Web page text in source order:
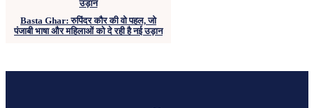
Basta Ghar: रुपिंदर कौर की वो पहल, जो
पंजाबी भाषा और महिलाओं को दे रही है नई उड़ान